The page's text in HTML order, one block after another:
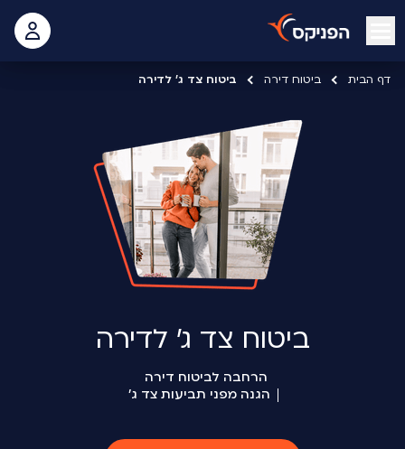
open mobile menu
דף הבית ביטוח דירה ביטוח צד ג' לדירה
ביטוח צד ג' לדירה
הרחבה לביטוח דירה
הגנה מפני תביעות צד ג'